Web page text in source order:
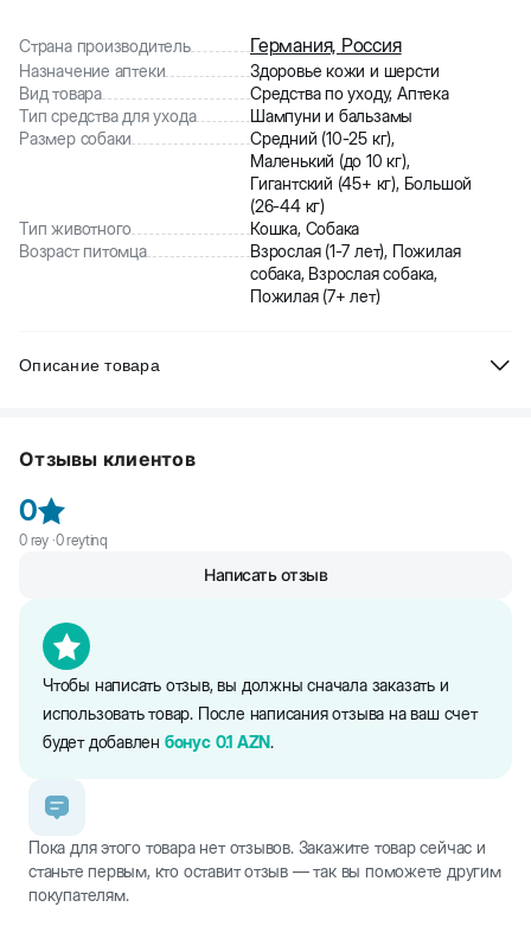
Страна производитель Германия, Россия
Назначение аптеки
Здоровье кожи и шерсти
Вид товара
Средства по уходу, Аптека
Тип средства для ухода
Шампуни и бальзамы
Размер собаки
Средний (10-25 кг),
Маленький (до 10 кг),
Гигантский (45+ кг), Большой
(26-44 кг)
Тип животного
Кошка, Собака
Возраст питомца
Взрослая (1-7 лет), Пожилая
собака, Взрослая собака,
Пожилая (7+ лет)
Описание товара
животных, склонных к образованию к перхоти. Содержит
препятствует повторному её повлению. Пиритион цинка
регулирует работу сальных желез, снимает воспаление и
снимает зуд и раздражение, увлажняет и укрепляет. Яблочная
обновление кожи.
Отзывы клиентов
0
0rəy ·0reytinq
Чтобы написать отзыв, вы должны сначала заказать и
использовать товар. После написания отзыва на ваш счет
будет добавлен бонус 0.1 AZN.
Написать отзыв
Пока для этого товара нет отзывов. Закажите товар сейчас и
станьте первым, кто оставит отзыв — так вы поможете другим
покупателям.